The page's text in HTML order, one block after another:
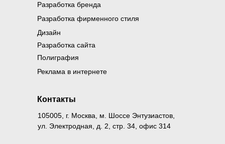
105005, г. Москва, м. Шоссе Энтузиастов,
ул. Электродная, д. 2, стр. 34, офис 314
Контакты
Разработка бренда
Дизайн
Разработка фирменного стиля
Разработка сайта
Полиграфия
Реклама в интернете